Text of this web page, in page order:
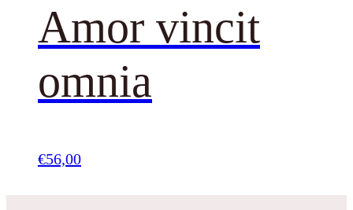
Amor vincit
omnia
€56,00